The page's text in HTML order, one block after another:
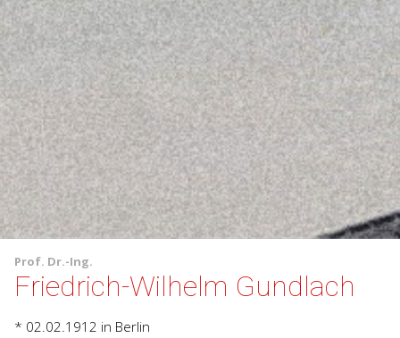
Prof. Dr.-Ing.
Friedrich-Wilhelm Gundlach
* 02.02.1912 in Berlin